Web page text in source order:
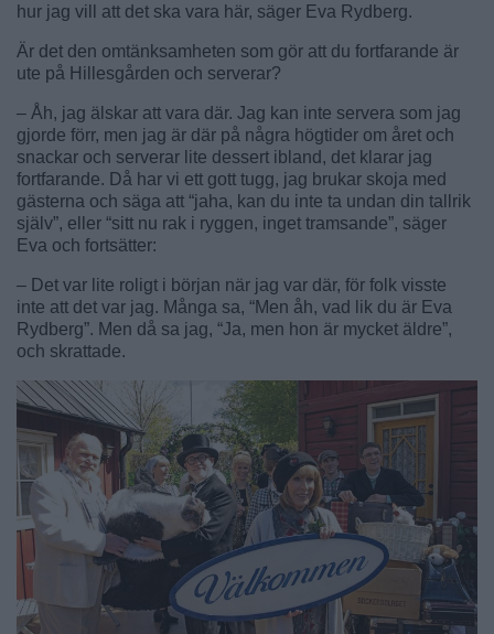
hur jag vill att det ska vara här, säger Eva Rydberg.
Är det den omtänksamheten som gör att du fortfarande är
ute på Hillesgården och serverar?
– Åh, jag älskar att vara där. Jag kan inte servera som jag
gjorde förr, men jag är där på några högtider om året och
snackar och serverar lite dessert ibland, det klarar jag
fortfarande. Då har vi ett gott tugg, jag brukar skoja med
gästerna och säga att “jaha, kan du inte ta undan din tallrik
själv”, eller “sitt nu rak i ryggen, inget tramsande”, säger
Eva och fortsätter:
– Det var lite roligt i början när jag var där, för folk visste
inte att det var jag. Många sa, “Men åh, vad lik du är Eva
Rydberg”. Men då sa jag, “Ja, men hon är mycket äldre”,
och skrattade.